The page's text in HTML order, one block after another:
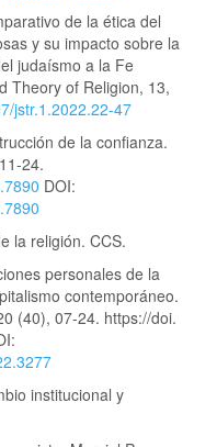
de la ética del
y su impacto sobre la
judaísmo a la Fe
Theory of Religion, 13,
jstr.1.2022.22-47
de la confianza.
24.
DOI:
la religión. CCS.
personales de la
contemporáneo.
(40), 07-24. https://doi.
institucional y